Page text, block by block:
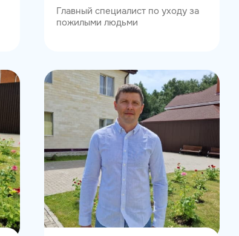
Главный специалист по уходу за
пожилыми людьми